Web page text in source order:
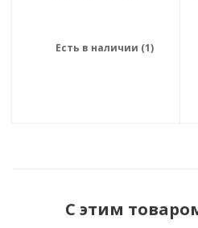
Есть в наличии (1)
С этим